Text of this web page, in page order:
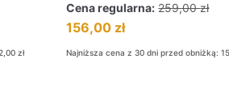
zł
Cena regularna: 259,00zł
156,00 zł
Najniższa cena z 30 dni przed obniżką: